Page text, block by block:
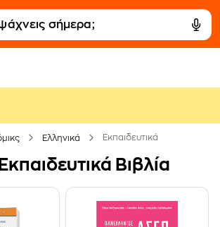
Ελληνικά Εκπαιδευτικά
Βιβλία